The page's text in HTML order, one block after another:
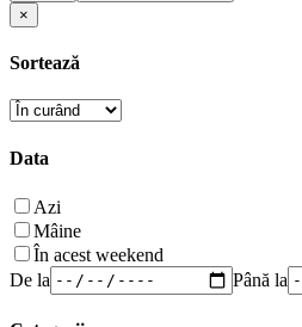
×
Sortează
Data
Azi
Mâine
În acest weekend
De la
Până la